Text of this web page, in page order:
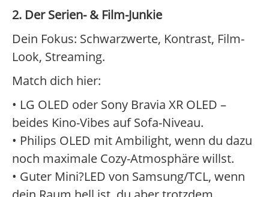
2. Der Serien- & Film-Junkie
Dein Fokus: Schwarzwerte, Kontrast, Film-
Look, Streaming.
Match dich hier:
• LG OLED oder Sony Bravia XR OLED –
beides Kino-Vibes auf Sofa-Niveau.
• Philips OLED mit Ambilight, wenn du dazu
noch maximale Cozy-Atmosphäre willst.
• Guter Mini?LED von Samsung/TCL, wenn